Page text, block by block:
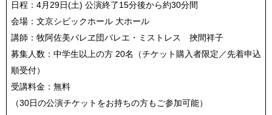
日程：4月29日(土) 公演終了15分後から約30分間
会場：文京シビックホール 大ホール
講師：牧阿佐美バレヱ団バレエ・ミストレス 挾間祥子
募集人数：中学生以上の方 20名（チケット購入者限定／先着申込
順受付）
受講料金：無料
（30日の公演チケットをお持ちの方もご参加可能）